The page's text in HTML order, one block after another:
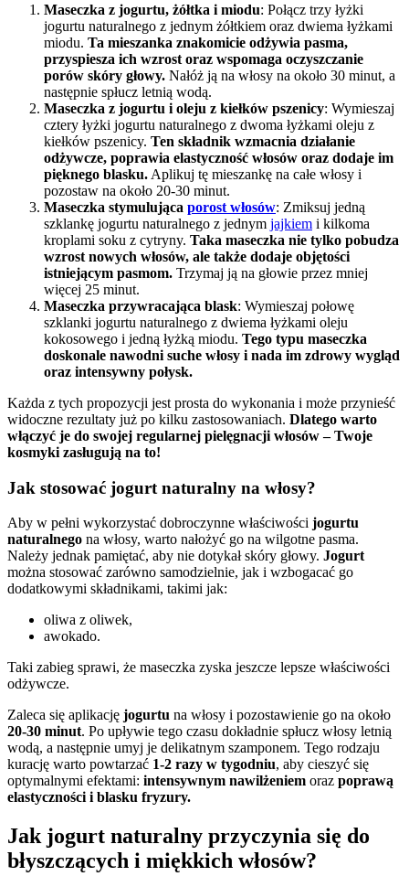
Maseczka z jogurtu, żółtka i miodu: Połącz trzy łyżki
jogurtu naturalnego z jednym żółtkiem oraz dwiema łyżkami
miodu. Ta mieszanka znakomicie odżywia pasma,
przyspiesza ich wzrost oraz wspomaga oczyszczanie
porów skóry głowy. Nałóż ją na włosy na około 30 minut, a
następnie spłucz letnią wodą.
Maseczka z jogurtu i oleju z kiełków pszenicy: Wymieszaj
cztery łyżki jogurtu naturalnego z dwoma łyżkami oleju z
kiełków pszenicy. Ten składnik wzmacnia działanie
odżywcze, poprawia elastyczność włosów oraz dodaje im
pięknego blasku. Aplikuj tę mieszankę na całe włosy i
pozostaw na około 20-30 minut.
Maseczka stymulująca porost włosów: Zmiksuj jedną
szklankę jogurtu naturalnego z jednym jajkiem i kilkoma
kroplami soku z cytryny. Taka maseczka nie tylko pobudza
wzrost nowych włosów, ale także dodaje objętości
istniejącym pasmom. Trzymaj ją na głowie przez mniej
więcej 25 minut.
Maseczka przywracająca blask: Wymieszaj połowę
szklanki jogurtu naturalnego z dwiema łyżkami oleju
kokosowego i jedną łyżką miodu. Tego typu maseczka
doskonale nawodni suche włosy i nada im zdrowy wygląd
oraz intensywny połysk.
Każda z tych propozycji jest prosta do wykonania i może przynieść
widoczne rezultaty już po kilku zastosowaniach. Dlatego warto
włączyć je do swojej regularnej pielęgnacji włosów – Twoje
kosmyki zasługują na to!
Jak stosować jogurt naturalny na włosy?
Aby w pełni wykorzystać dobroczynne właściwości jogurtu
naturalnego na włosy, warto nałożyć go na wilgotne pasma.
Należy jednak pamiętać, aby nie dotykał skóry głowy. Jogurt
można stosować zarówno samodzielnie, jak i wzbogacać go
dodatkowymi składnikami, takimi jak:
oliwa z oliwek,
awokado.
Taki zabieg sprawi, że maseczka zyska jeszcze lepsze właściwości
odżywcze.
Zaleca się aplikację jogurtu na włosy i pozostawienie go na około
20-30 minut. Po upływie tego czasu dokładnie spłucz włosy letnią
wodą, a następnie umyj je delikatnym szamponem. Tego rodzaju
kurację warto powtarzać 1-2 razy w tygodniu, aby cieszyć się
optymalnymi efektami: intensywnym nawilżeniem oraz poprawą
elastyczności i blasku fryzury.
Jak jogurt naturalny przyczynia się do
błyszczących i miękkich włosów?